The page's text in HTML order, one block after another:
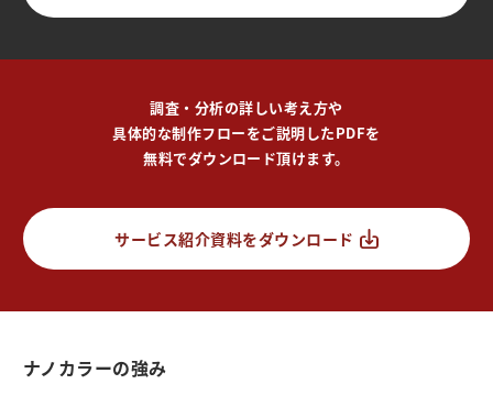
調査・分析の詳しい考え方や
具体的な制作フローをご説明したPDFを
無料でダウンロード頂けます。
サービス紹介資料をダウンロード
ナノカラーの強み